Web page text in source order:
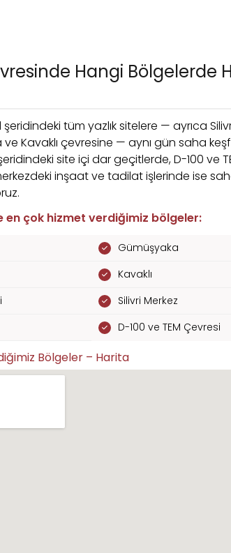
Hangi Bölgelerde
tüm yazlık sitelere — ayrıca
Kavaklı çevresine — aynı gün saha keşfi
site içi dar geçitlerde, D-100 ve
inşaat ve tadilat işlerinde ise
en çok hizmet verdiğimiz bölgeler:
Gümüşyaka
Kavaklı
Silivri Merkez
D-100 ve TEM Çevresi
Bölgeler – Harita